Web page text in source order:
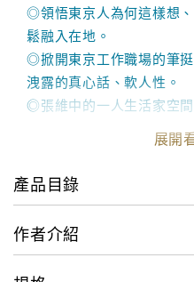
◎領悟東京人為何這樣想
鬆融入在地。
◎掀開東京工作職場的筆
洩露的真心話、軟人性。
◎張維中的一人生活家空
◎一窺東京人眼中的台灣
熱情！
◎台灣、東京兩地生活跨
展開
產品目錄
作者介紹